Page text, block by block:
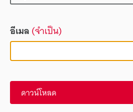
อีเมล(จำเป็น)
ดาวน์โหลด